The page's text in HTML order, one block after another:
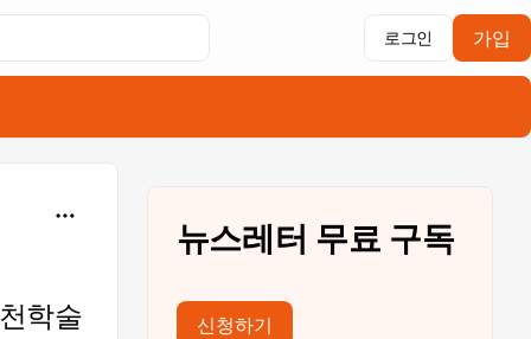
가입
로그인
학술
뉴스레터 무료 구독
신청하기